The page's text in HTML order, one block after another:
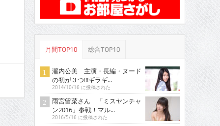
月間TOP10 総合TOP10
瀧内公美 主演・長編・ヌード
の初が３つ!!!ギラギ...
2014/10/16 に投稿された
雨宮留菜さん 「ミスヤンチャ
ン2016」参戦！マル...
2016/5/16 に投稿された